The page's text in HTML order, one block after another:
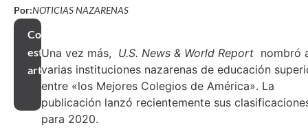
Por:NOTICIAS NAZARENAS
Compartir
este
artículo
Una vez más, U.S. News & World Report nombró
varias instituciones nazarenas de educación
entre «los Mejores Colegios de América». La
publicación lanzó recientemente sus
para 2020.